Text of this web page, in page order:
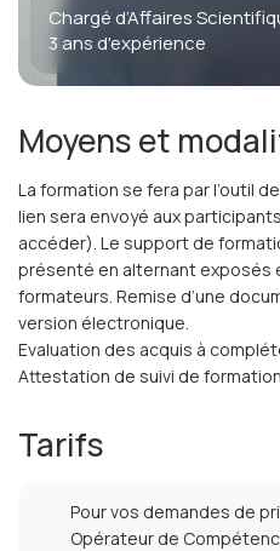
Chargé d’Affaires
3 ans d'expérience
Moyens et
La formation se fera par l’outil
lien sera envoyé aux
accéder). Le support de
présenté en alternant exposés
formateurs. Remise d’une
version électronique.
Evaluation des acquis à
Attestation de suivi de formation.
Tarifs
Pour vos demandes de
Opérateur de